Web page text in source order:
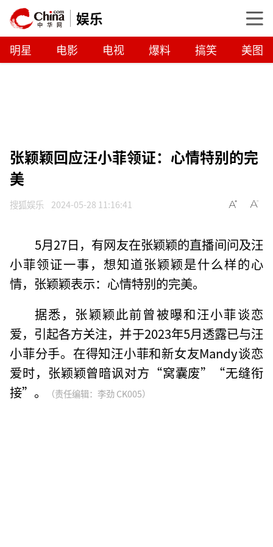
娱乐
明星 电影 电视 爆料 搞笑 美图
张颖颖回应汪小菲领证：心情特别的完
美
搜狐娱乐 2024-05-28 11:16:41
5月27日，有网友在张颖颖的直播间问及汪
小菲领证一事，想知道张颖颖是什么样的心
情，张颖颖表示：心情特别的完美。
据悉，张颖颖此前曾被曝和汪小菲谈恋
爱，引起各方关注，并于2023年5月透露已与汪
小菲分手。在得知汪小菲和新女友Mandy谈恋
爱时，张颖颖曾暗讽对方“窝囊废”“无缝衔
接”。
（责任编辑：李劲 CK005）